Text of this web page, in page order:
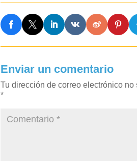
Enviar un comentario
Tu dirección de correo electrónico no
*